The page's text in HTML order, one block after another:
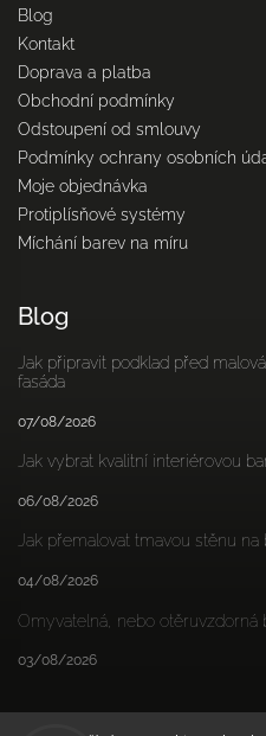
Blog
Kontakt
Doprava a platba
Obchodní podmínky
Odstoupení od smlouvy
Podmínky ochrany osobních
Moje objednávka
Protiplísňové systémy
Míchání barev na míru
Blog
Jak připravit podklad před
fasáda
07/08/2026
Jak vybrat kvalitní interiérovou
06/08/2026
Jak přemalovat tmavou stěnu na
04/08/2026
Omyvatelná, nebo otěruvzdorná
03/08/2026